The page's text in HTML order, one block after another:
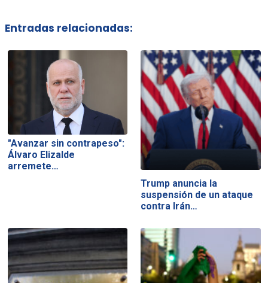
Entradas relacionadas:
"Avanzar sin contrapeso":
Álvaro Elizalde
arremete…
Trump anuncia la
suspensión de un ataque
contra Irán…